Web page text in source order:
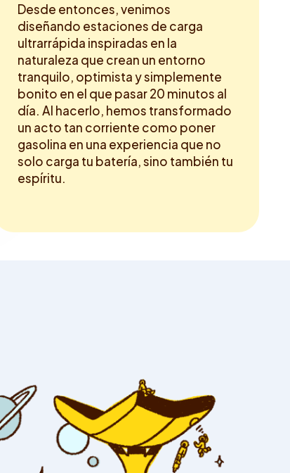
Desde entonces, venimos
diseñando estaciones de carga
ultrarrápida inspiradas en la
naturaleza que crean un entorno
tranquilo, optimista y simplemente
bonito en el que pasar 20 minutos al
día. Al hacerlo, hemos transformado
un acto tan corriente como poner
gasolina en una experiencia que no
solo carga tu batería, sino también tu
espíritu.